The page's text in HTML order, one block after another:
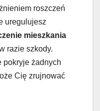
roszczeń
uregulujesz
mieszkania
razie szkody.
pokryje żadnych
Cię zrujnować